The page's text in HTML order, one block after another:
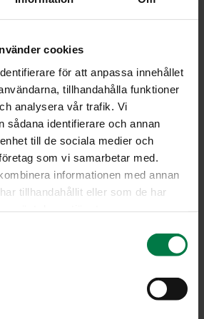
cookies
för att anpassa innehållet
tillhandahålla funktioner
analysera vår trafik. Vi
sådana identifierare och annan
till de sociala medier och
som vi samarbetar med.
informationen med annan
tillhandahållit eller som de har
purkkiin.
siihen hunaja ja kaada
Anna maustua muutama päivä
liha- ja kalaruokien lisäkkeenä.
paljon valkosipulia, joten voit
vähentää sen määrää tai jättää
ry